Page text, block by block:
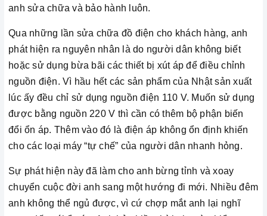
anh sửa chữa và bảo hành luôn.
Qua những lần sửa chữa đồ điện cho khách hàng, anh
phát hiện ra nguyên nhân là do người dân không biết
hoặc sử dụng bừa bãi các thiết bị xút áp để điều chỉnh
nguồn điện. Vì hầu hết các sản phẩm của Nhật sản xuất
lúc ấy đều chỉ sử dụng nguồn điện 110 V. Muốn sử dụng
được bằng nguồn 220 V thì cần có thêm bộ phận biến
đổi ổn áp. Thêm vào đó là điện áp không ổn định khiến
cho các loại máy “tự chế” của người dân nhanh hỏng.
Sự phát hiện này đã làm cho anh bừng tỉnh và xoay
chuyển cuộc đời anh sang một hướng đi mới. Nhiều đêm
anh không thể ngủ được, vì cứ chợp mắt anh lại nghĩ